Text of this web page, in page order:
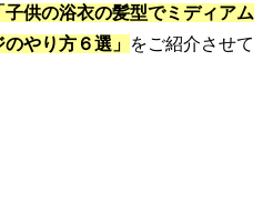
子供の浴衣の髪型でミディアム
やり方６選」 をご紹介させて